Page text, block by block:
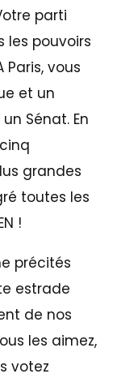
parti
les pouvoirs
Paris, vous
et un
Sénat. En
grandes
toutes les
!
précités
estrade
de nos
les aimez,
votez